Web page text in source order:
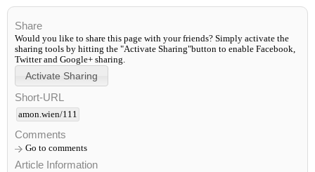
Share
Would you like to share this page with your friends? Simply activate the
sharing tools by hitting the "Activate Sharing"button to enable Facebook,
Twitter and Google+ sharing.
Short-URL
amon.wien/111
Comments
Go to comments
Article Information